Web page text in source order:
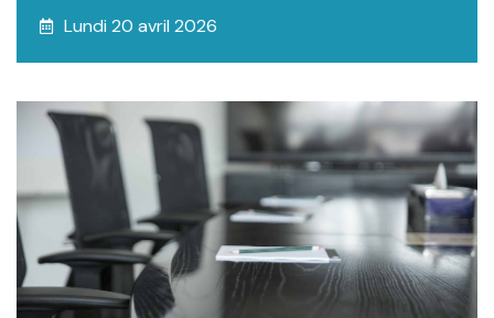
Lundi 20 avril 2026